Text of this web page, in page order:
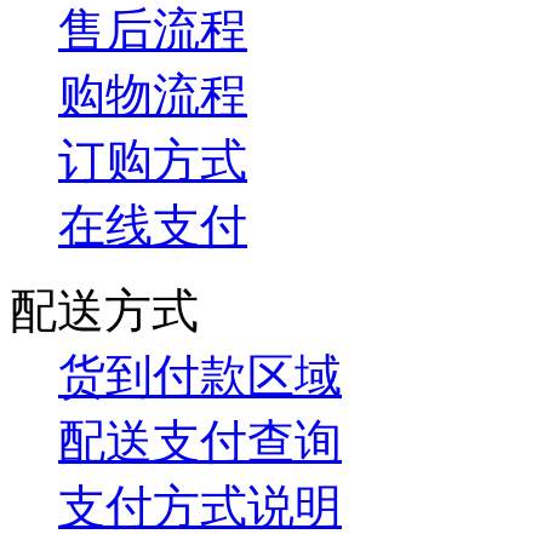
售后流程
购物流程
订购方式
在线支付
配送方式
货到付款区域
配送支付查询
支付方式说明